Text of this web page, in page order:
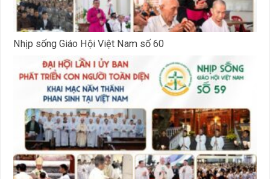
Nhịp sống Giáo Hội Việt Nam số 60